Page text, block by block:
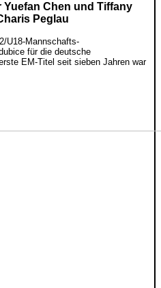
Yuefan Chen und Tiffany
Peglau
U18-Mannschafts-
für die deutsche
EM-Titel seit sieben Jahren war